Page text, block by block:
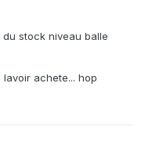
stock niveau balle
achete... hop